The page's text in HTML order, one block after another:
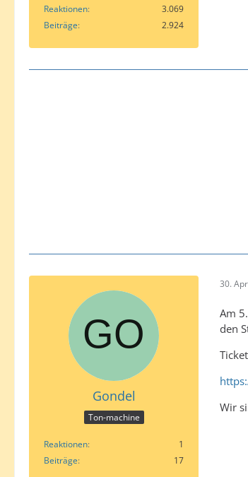
Reaktionen
3.069
Beiträge
2.924
Gondel
Ton-machine
Reaktionen
1
Beiträge
17
30.
Am
den
Wir